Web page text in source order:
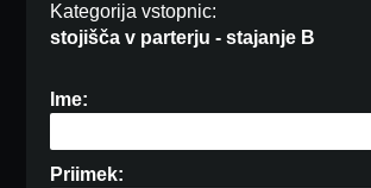
Kategorija vstopnic:
stojišča v parterju - stajanje B
Ime:
Priimek: